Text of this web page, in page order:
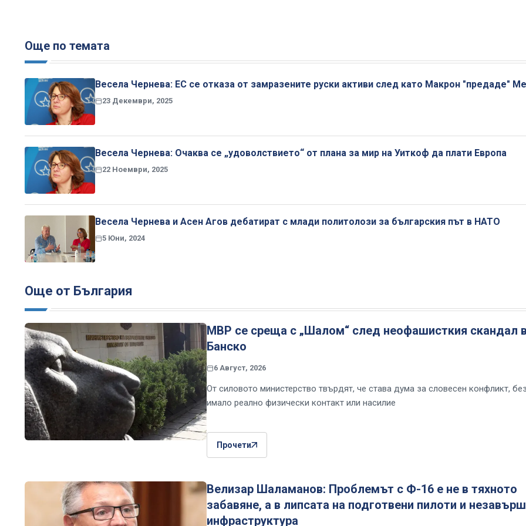
Още по темата
Весела Чернева: ЕС се отказа от замразените руски активи след като Макрон "предаде"
23 Декември, 2025
Весела Чернева: Очаква се „удоволствието“ от плана за мир на Уиткоф да плати Европа
22 Ноември, 2025
Весела Чернева и Асен Агов дебатират с млади политолози за българския път в НАТО
5 Юни, 2024
Още от България
МВР се среща с „Шалом“ след неофашисткия скандал
Банско
6 Август, 2026
От силовото министерство твърдят, че става дума за словесен конфликт,
имало реално физически контакт или насилие
Прочети
Велизар Шаламанов: Проблемът с Ф-16 е не в тяхното
забавяне, а в липсата на подготвени пилоти и
инфраструктура